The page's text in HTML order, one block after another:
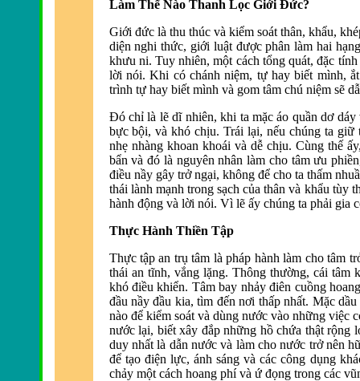
Làm Thế Nào Thanh Lọc Giới Ðức?
Giới đức là thu thúc và kiểm soát thân, khẩu,
diện nghi thức, giới luật được phân làm hai
khưu ni. Tuy nhiên, một cách tổng quát, đặc
lời nói. Khi có chánh niệm, tự hay biết mình,
trình tự hay biết mình và gom tâm chú niệm sẽ
Ðó chỉ là lẽ dĩ nhiên, khi ta mặc áo quần dơ
bực bội, và khó chịu. Trái lại, nếu chúng ta giữ
nhẹ nhàng khoan khoái và dễ chịu. Cùng thế
bẩn và đó là nguyên nhân làm cho tâm ưu
điều nầy gây trở ngại, không để cho ta thấm
thái lành mạnh trong sạch của thân và khẩu tùy
hành động và lời nói. Vì lẽ ấy chúng ta phải gia
Thực Hành Thiền Tập
Thực tập an trụ tâm là pháp hành làm cho tâm
thái an tĩnh, vắng lặng. Thông thường, cái tâm
khó điều khiển. Tâm bay nhảy điên cuồng
đầu nầy đầu kia, tìm đến nơi thấp nhất. Mặc
nào để kiểm soát và dùng nước vào những việc
nước lại, biết xây đắp những hồ chứa thật rộng
duy nhất là dẫn nước và làm cho nước trở nên
để tạo điện lực, ánh sáng và các công dụng
chảy một cách hoang phí và ứ đọng trong các